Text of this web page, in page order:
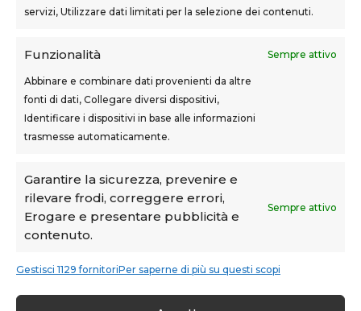
servizi, Utilizzare dati limitati per la selezione dei contenuti.
Funzionalità Sempre attivo
Abbinare e combinare dati provenienti da altre
fonti di dati, Collegare diversi dispositivi,
Identificare i dispositivi in base alle informazioni
trasmesse automaticamente.
Garantire la sicurezza, prevenire e
rilevare frodi, correggere errori,
Erogare e presentare pubblicità e
contenuto.
Sempre attivo
Gestisci 1129 fornitoriPer saperne di più su questi scopi
Castelfranco di Sotto
Teknoform srl – p.iva 05765060487 – Cap. Soc. euro
10.000 – CCIAA Toscana Nord Ovest – n.isc. REA PI-
Teknoform è Centro Formativo AiFOS (C.F.A.)